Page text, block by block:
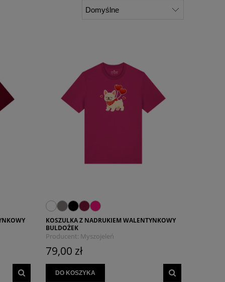
KOSZULKA Z NADRUKIEM WALENTYNKOWY
BULDOŻEK
Producent: Myszojeleń
79,00 zł
DO KOSZYKA